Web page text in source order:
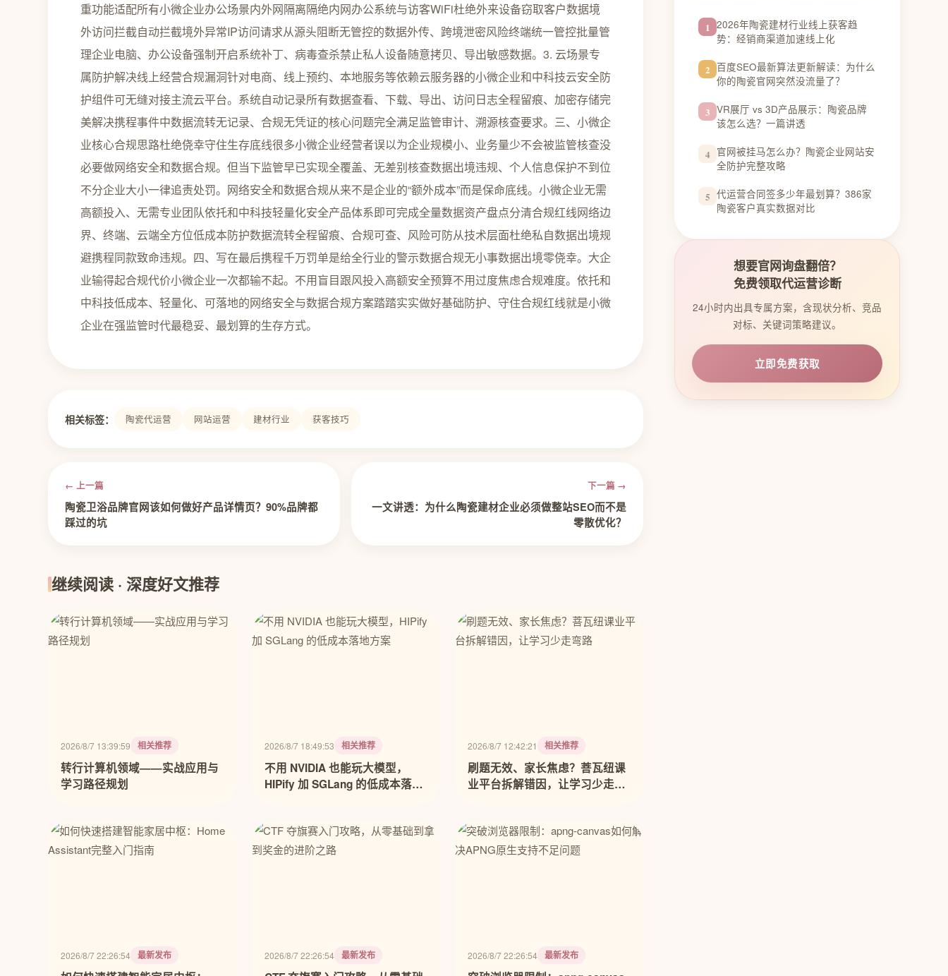
重功能适配所有小微企业办公场景内外网隔离隔绝内网办公系统与访客WiFi杜绝外来设备窃取客户数据境
外访问拦截自动拦截境外异常IP访问请求从源头阻断无管控的数据外传、跨境泄密风险终端统一管控批量管
理企业电脑、办公设备强制开启系统补丁、病毒查杀禁止私人设备随意拷贝、导出敏感数据。3. 云场景专
属防护解决线上经营合规漏洞针对电商、线上预约、本地服务等依赖云服务器的小微企业和中科技云安全防
护组件可无缝对接主流云平台。系统自动记录所有数据查看、下载、导出、访问日志全程留痕、加密存储完
美解决携程事件中数据流转无记录、合规无凭证的核心问题完全满足监管审计、溯源核查要求。三、小微企
业核心合规思路杜绝侥幸守住生存底线很多小微企业经营者误以为企业规模小、业务量少不会被监管核查没
必要做网络安全和数据合规。但当下监管早已实现全覆盖、无差别核查数据出境违规、个人信息保护不到位
不分企业大小一律追责处罚。网络安全和数据合规从来不是企业的“额外成本”而是保命底线。小微企业无需
高额投入、无需专业团队依托和中科技轻量化安全产品体系即可完成全量数据资产盘点分清合规红线网络边
界、终端、云端全方位低成本防护数据流转全程留痕、合规可查、风险可防从技术层面杜绝私自数据出境规
避携程同款致命违规。四、写在最后携程千万罚单是给全行业的警示数据合规无小事数据出境零侥幸。大企
业输得起合规代价小微企业一次都输不起。不用盲目跟风投入高额安全预算不用过度焦虑合规难度。依托和
中科技低成本、轻量化、可落地的网络安全与数据合规方案踏踏实实做好基础防护、守住合规红线就是小微
企业在强监管时代最稳妥、最划算的生存方式。
相关标签： 陶瓷代运营 网站运营 建材行业 获客技巧
← 上一篇
陶瓷卫浴品牌官网该如何做好产品详情页？90%品牌都
踩过的坑
下一篇 →
一文讲透：为什么陶瓷建材企业必须做整站SEO而不是
零散优化？
继续阅读 · 深度好文推荐
2026/8/7 13:39:59 相关推荐
转行计算机领域——实战应用与
学习路径规划
2026/8/7 18:49:53 相关推荐
不用 NVIDIA 也能玩大模型，
HIPify 加 SGLang 的低成本落地
2026/8/7 12:42:21 相关推荐
刷题无效、家长焦虑？菩瓦纽课
业平台拆解错因，让学习少走弯
2026/8/7 22:26:54 最新发布 2026/8/7 22:26:54 最新发布 2026/8/7 22:26:54 最新发布
1 2026年陶瓷建材行业线上获客趋
势：经销商渠道加速线上化
2 百度SEO最新算法更新解读：为什么
你的陶瓷官网突然没流量了？
3 VR展厅 vs 3D产品展示：陶瓷品牌
该怎么选？一篇讲透
4 官网被挂马怎么办？陶瓷企业网站安
全防护完整攻略
5 代运营合同签多少年最划算？386家
陶瓷客户真实数据对比
想要官网询盘翻倍？
免费领取代运营诊断
24小时内出具专属方案，含现状分析、竞品
对标、关键词策略建议。
立即免费获取